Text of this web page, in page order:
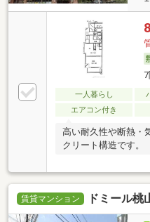
一人暮らし
エアコン付き
高い耐久性や断熱・
クリート構造です。
賃貸マンション ドミール桃